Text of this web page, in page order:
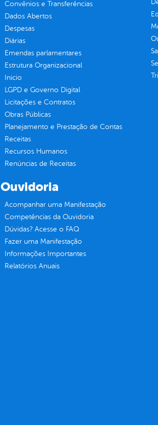
Convênios e Transferências
Dados Abertos
Despesas
Diárias
Emendas parlamentares
Estrutura Organizacional
Inicio
LGPD e Governo Digital
Licitações e Contratos
Obras Públicas
Planejamento e Prestação de Contas
Receitas
Recursos Humanos
Renúncias de Receitas
Ouvidoria
Acompanhar uma Manifestação
Competências da Ouvidoria
Dúvidas? Acesse o FAQ
Fazer uma Manifestação
Informações Importantes
Relatórios Anuais